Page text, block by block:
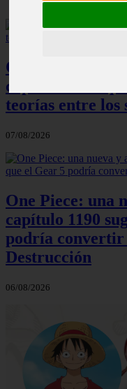
One Piece: el
capítulo 1190
teorías entre los
07/08/2026
One Piece: una
capítulo 1190
podría convertir
Destrucción
06/08/2026